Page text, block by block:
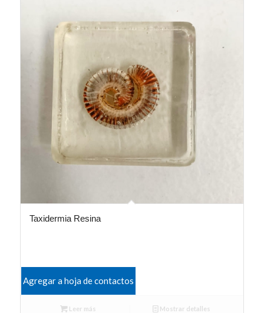
Taxidermia Resina
Agregar a hoja de contactos
Leer más Mostrar detalles